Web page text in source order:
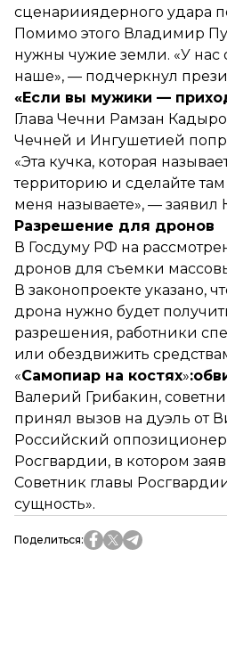
сценарииядерного удара
Помимо этого Владимир
нужны чужие земли. «У нас
наше», — подчеркнул
«Если вы мужики —
Глава Чечни Рамзан
Чечней и Ингушетией
«Эта кучка, которая
территорию и сделайте
меня называете», — заявил
Разрешение для дронов
В Госдуму РФ на
дронов для съемки
В законопроекте указано,
дрона нужно будет
разрешения, работники
или обездвижить
«Самопиар на костях»
Валерий Грибакин,
принял вызов на дуэль от
Российский
Росгвардии, в котором
Советник главы
сущность».
Поделиться: